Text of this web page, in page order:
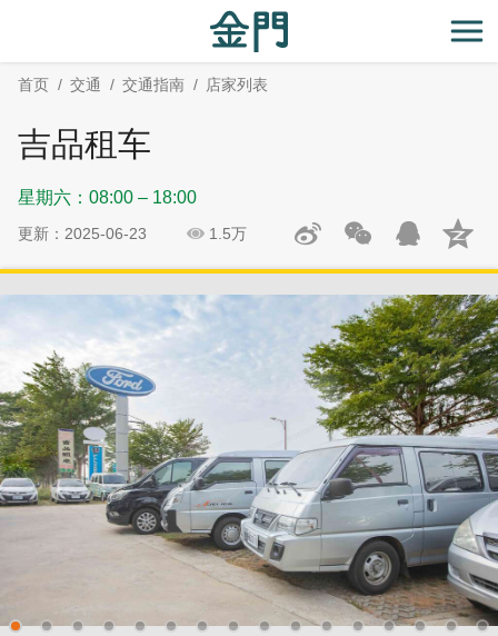
主
开
首页 交通 交通指南 店家列表
吉品租车
星期六：08:00 – 18:00
更新：2025-06-23 1.5万
社